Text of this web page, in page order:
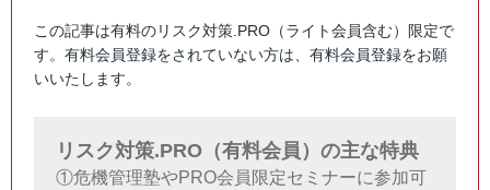
この記事は有料のリスク対策.PRO（ライト会員含む）限定で
す。有料会員登録をされていない方は、有料会員登録をお願
いいたします。
リスク対策.PRO（有料会員）の主な特典
①危機管理塾やPRO会員限定セミナーに参加可